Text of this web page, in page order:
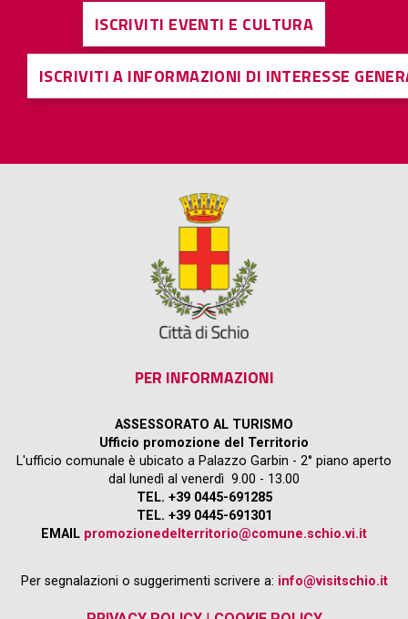
ISCRIVITI EVENTI E CULTURA
ISCRIVITI A INFORMAZIONI DI INTERESSE
PER INFORMAZIONI
ASSESSORATO AL TURISMO
Ufficio promozione del Territorio
L'ufficio comunale è ubicato a Palazzo Garbin - 2° piano aperto
dal lunedì al venerdì 9.00 - 13.00
TEL. +39 0445-691285
TEL. +39 0445-691301
EMAIL promozionedelterritorio@comune.schio.vi.it
Per segnalazioni o suggerimenti scrivere a: info@visitschio.it